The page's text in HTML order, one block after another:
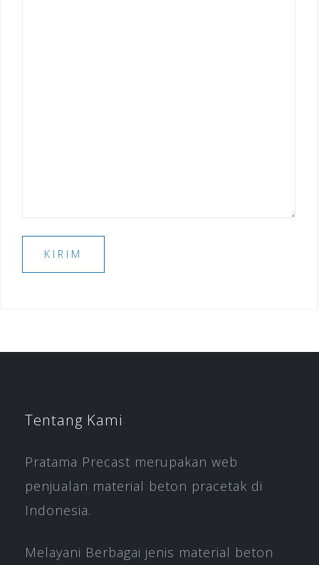
Tentang Kami
Pratama Precast merupakan web
penjualan material beton pracetak di
Indonesia.
Melayani Berbagai jenis material beton